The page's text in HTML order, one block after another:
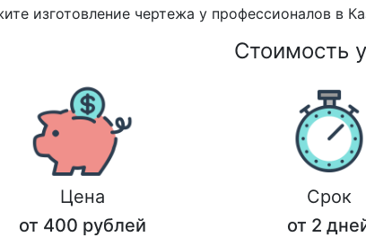
изготовление чертежа у профессионалов в
Стоимость
Цена
от 400 рублей
Срок
от 2